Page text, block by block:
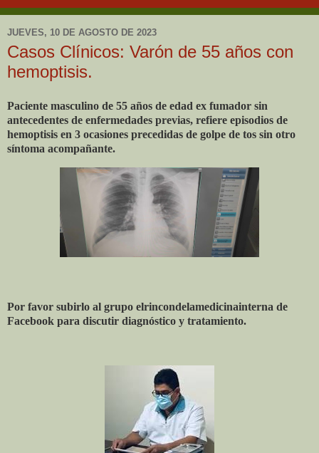
JUEVES, 10 DE AGOSTO DE 2023
Casos Clínicos: Varón de 55 años con
hemoptisis.
Paciente masculino de 55 años de edad ex fumador sin
antecedentes de enfermedades previas, refiere episodios de
hemoptisis en 3 ocasiones precedidas de golpe de tos sin otro
síntoma acompañante.
Por favor subirlo al grupo elrincondelamedicinainterna de
Facebook para discutir diagnóstico y tratamiento.